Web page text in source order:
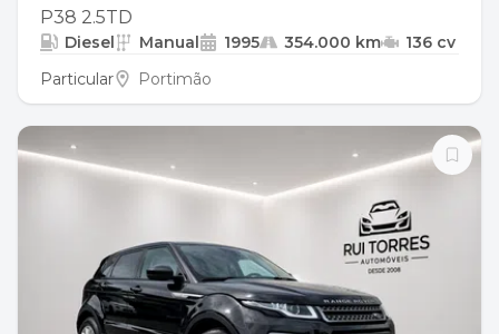
P38 2.5TD
Diesel Manual 1995 354.000 km
136 cv
Particular
Portimão